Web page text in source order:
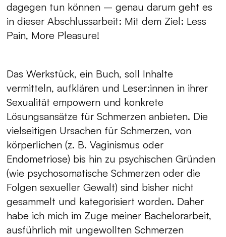
dagegen tun können – genau darum geht es
in dieser Abschlussarbeit: Mit dem Ziel: Less
Pain, More Pleasure!
Das Werkstück, ein Buch, soll Inhalte
vermitteln, aufklären und Leser:innen in ihrer
Sexualität empowern und konkrete
Lösungsansätze für Schmerzen anbieten. Die
vielseitigen Ursachen für Schmerzen, von
körperlichen (z. B. Vaginismus oder
Endometriose) bis hin zu psychischen Gründen
(wie psychosomatische Schmerzen oder die
Folgen sexueller Gewalt) sind bisher nicht
gesammelt und kategorisiert worden. Daher
habe ich mich im Zuge meiner Bachelorarbeit,
ausführlich mit ungewollten Schmerzen